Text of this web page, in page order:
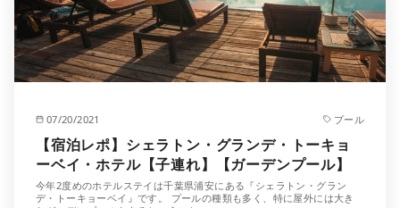
07/20/2021 プール
【宿泊レポ】シェラトン・グランデ・トーキョ
ーベイ・ホテル【子連れ】【ガーデンプール】
今年2度めのホテルステイは千葉県浦安にある『シェラトン・グラン
デ・トーキョーベイ』です。 プールの種類も多く、特に屋外には大き